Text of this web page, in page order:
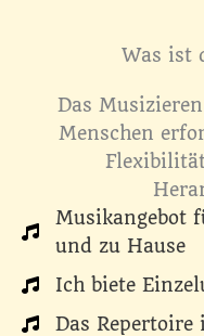
Was ist
Das
Menschen
Musikangebot
und zu Hause
Ich biete
Das Repertoire